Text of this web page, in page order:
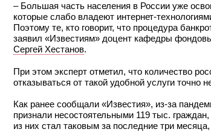
– Большая часть населения в России уже
которые слабо владеют интернет-
Поэтому те, кто говорит, что процедура
заявил «Известиям» доцент кафедры
Сергей Хестанов.
При этом эксперт отметил, что количество
отказываться от такой удобной услуги точно
Как ранее сообщали «Известия», из-за
признали несостоятельными 119 тыс.
из них стал таковым за последние три